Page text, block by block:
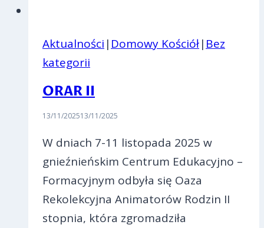
Aktualności | Domowy Kościół| Bez
kategorii
ORAR II
13/11/202513/11/2025
W dniach 7-11 listopada 2025 w
gnieźnieńskim Centrum Edukacyjno –
Formacyjnym odbyła się Oaza
Rekolekcyjna Animatorów Rodzin II
stopnia, która zgromadziła